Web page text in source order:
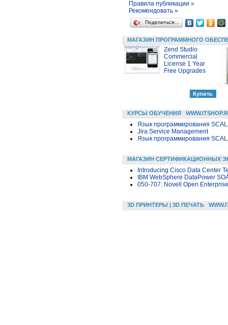
Правила публикации »
Рекомендовать »
Поделиться…
МАГАЗИН ПРОГРАММНОГО
Zend Studio
Commercial
License 1 Year
Free Upgrades
КУРСЫ ОБУЧЕНИЯ
Язык программирования
Jira Service Management
Язык программирования
МАГАЗИН СЕРТИФИКАЦИОННЫХ
Introducing Cisco Data Center
IBM WebSphere DataPower
050-707: Novell Open
3D ПРИНТЕРЫ | 3D ПЕЧАТЬ